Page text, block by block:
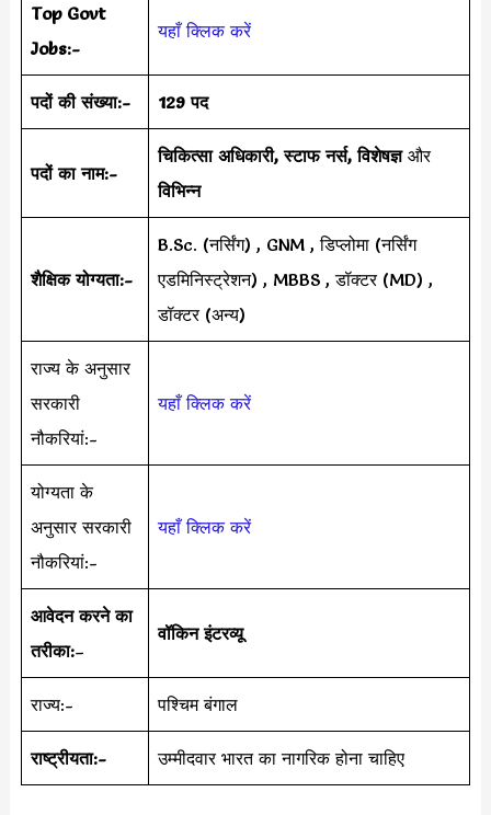
Top Govt
Jobs:-
यहाँ क्लिक करें
पदों की संख्या:- 129 पद
पदों का नाम:-
चिकित्सा अधिकारी, स्टाफ नर्स, विशेषज्ञ और
विभिन्न
शैक्षिक योग्यता:-
B.Sc. (नर्सिंग) , GNM , डिप्लोमा (नर्सिंग
एडमिनिस्ट्रेशन) , MBBS , डॉक्टर (MD) ,
डॉक्टर (अन्य)
राज्य के अनुसार
सरकारी
नौकरियां:-
यहाँ क्लिक करें
योग्यता के
अनुसार सरकारी
नौकरियां:-
यहाँ क्लिक करें
आवेदन करने का
तरीका:–
वॉकिन इंटरव्यू
राज्य:- पश्चिम बंगाल
राष्ट्रीयता:- उम्मीदवार भारत का नागरिक होना चाहिए